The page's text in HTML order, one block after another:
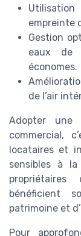
empreinte
Gestion
eaux de
économes.
de l’air
Adopter une
commercial,
locataires et
sensibles à la
bénéficient
patrimoine et
Pour